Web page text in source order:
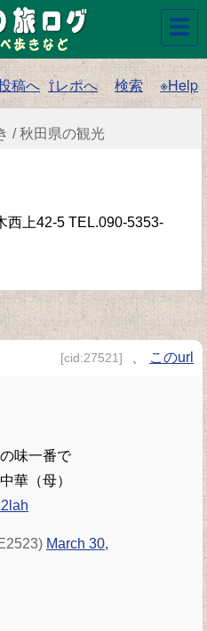
稿へ ⇧レポへ 検索 ※Help
/ 秋田県の観光
西上42-5 TEL.090-5353-
[cid:27521] このurl
味一番で
華（母）
March 30,
☰